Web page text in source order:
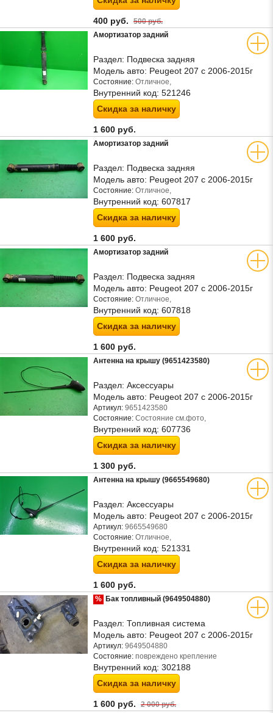
400 руб. 500 руб.
Амортизатор задний
Раздел: Подвеска задняя
Модель авто: Peugeot 207 с 2006-2015г
Состояние: Отличное,
Внутренний код: 521246
Скидка за наличку
1 600 руб.
Амортизатор задний
Раздел: Подвеска задняя
Модель авто: Peugeot 207 с 2006-2015г
Состояние: Отличное,
Внутренний код: 607817
Скидка за наличку
1 600 руб.
Амортизатор задний
Раздел: Подвеска задняя
Модель авто: Peugeot 207 с 2006-2015г
Состояние: Отличное,
Внутренний код: 607818
Скидка за наличку
1 600 руб.
Антенна на крышу (9651423580)
Раздел: Аксессуары
Модель авто: Peugeot 207 с 2006-2015г
Артикул: 9651423580
Состояние: Состояние см.фото,
Внутренний код: 607736
Скидка за наличку
1 300 руб.
Антенна на крышу (9665549680)
Раздел: Аксессуары
Модель авто: Peugeot 207 с 2006-2015г
Артикул: 9665549680
Состояние: Отличное,
Внутренний код: 521331
Скидка за наличку
1 600 руб.
% Бак топливный (9649504880)
Раздел: Топливная система
Модель авто: Peugeot 207 с 2006-2015г
Артикул: 9649504880
Состояние: повреждено крепление
Внутренний код: 302188
Скидка за наличку
1 600 руб. 2 000 руб.